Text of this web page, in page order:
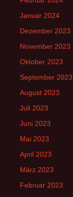
Januar 2024
Dezember 2023
November 2023
Oktober 2023
September 2023
August 2023
Juli 2023
Juni 2023
Mai 2023
April 2023
März 2023
Februar 2023